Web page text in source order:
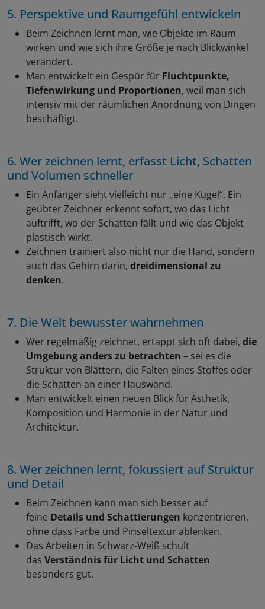
5. Perspektive und Raumgefühl entwickeln
Beim Zeichnen lernt man, wie Objekte im Raum
wirken und wie sich ihre Größe je nach Blickwinkel
verändert.
Man entwickelt ein Gespür für Fluchtpunkte,
Tiefenwirkung und Proportionen, weil man sich
intensiv mit der räumlichen Anordnung von Dingen
beschäftigt.
6. Wer zeichnen lernt, erfasst Licht, Schatten
und Volumen schneller
Ein Anfänger sieht vielleicht nur „eine Kugel“. Ein
geübter Zeichner erkennt sofort, wo das Licht
auftrifft, wo der Schatten fällt und wie das Objekt
plastisch wirkt.
Zeichnen trainiert also nicht nur die Hand, sondern
auch das Gehirn darin, dreidimensional zu
denken.
7. Die Welt bewusster wahrnehmen
Wer regelmäßig zeichnet, ertappt sich oft dabei, die
Umgebung anders zu betrachten – sei es die
Struktur von Blättern, die Falten eines Stoffes oder
die Schatten an einer Hauswand.
Man entwickelt einen neuen Blick für Ästhetik,
Komposition und Harmonie in der Natur und
Architektur.
8. Wer zeichnen lernt, fokussiert auf Struktur
und Detail
Beim Zeichnen kann man sich besser auf
feine Details und Schattierungen konzentrieren,
ohne dass Farbe und Pinseltextur ablenken.
Das Arbeiten in Schwarz-Weiß schult
das Verständnis für Licht und Schatten
besonders gut.